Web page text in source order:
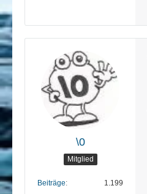
\0
Mitglied
Beiträge 1.199